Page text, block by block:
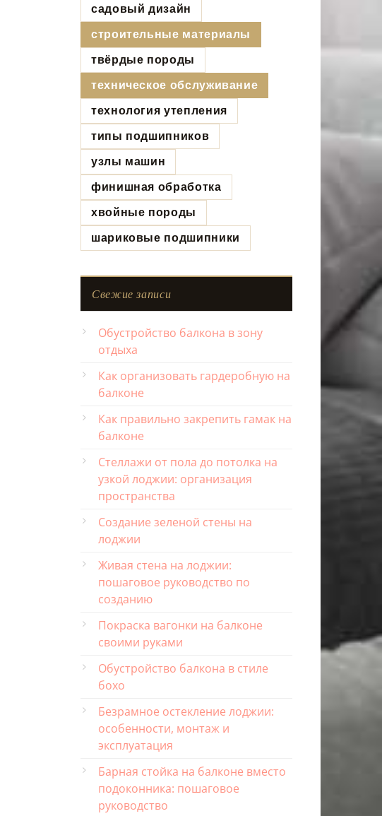
садовый дизайн
строительные материалы
твёрдые породы
техническое обслуживание
технология утепления
типы подшипников
узлы машин
финишная обработка
хвойные породы
шариковые подшипники
Свежие записи
Обустройство балкона в зону
отдыха
Как организовать гардеробную на
балконе
Как правильно закрепить гамак на
балконе
Стеллажи от пола до потолка на
узкой лоджии: организация
пространства
Создание зеленой стены на
лоджии
Живая стена на лоджии:
пошаговое руководство по
созданию
Покраска вагонки на балконе
своими руками
Обустройство балкона в стиле
бохо
Безрамное остекление лоджии:
особенности, монтаж и
эксплуатация
Барная стойка на балконе вместо
подоконника: пошаговое
руководство